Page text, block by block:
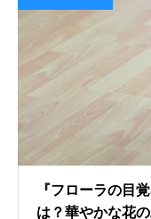
『フローラの目
は？華やかな花